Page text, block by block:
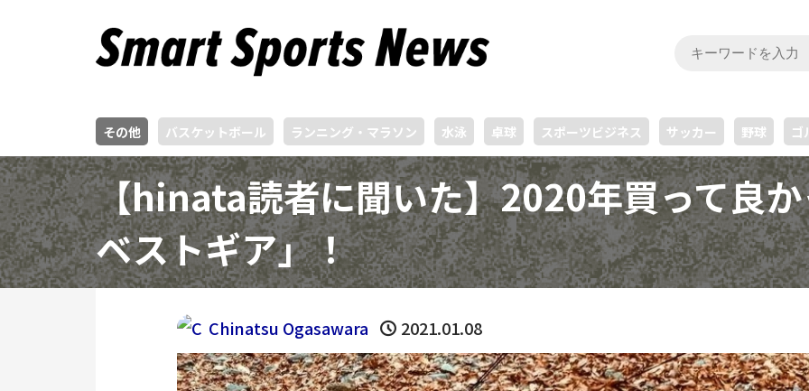
その他 バスケットボール ランニング・マラソン 水泳 卓球 スポーツビジネス サッカー 野球 ゴ
【hinata読者に聞いた】2020年買って良
ベストギア」！
Chinatsu Ogasawara 2021.01.08